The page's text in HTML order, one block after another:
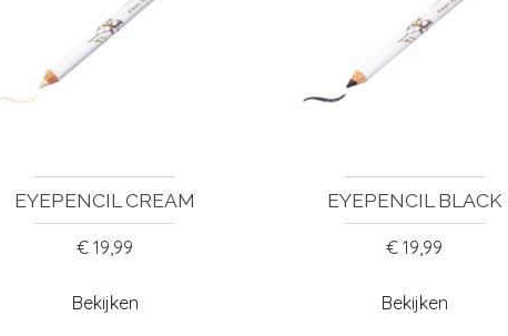
EYEPENCIL CREAM
€ 19,99
Bekijken
EYEPENCIL BLACK
€ 19,99
Bekijken